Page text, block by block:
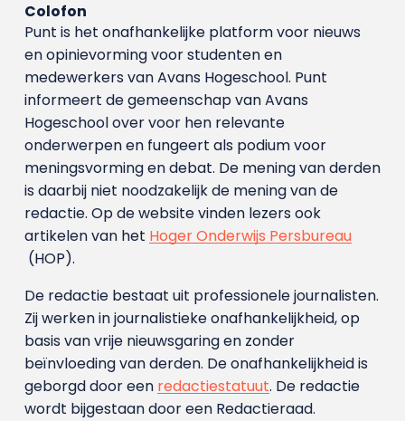
Colofon
Punt is het onafhankelijke platform voor nieuws
en opinievorming voor studenten en
medewerkers van Avans Hoge­school. Punt
informeert de gemeenschap van Avans
Hogeschool over voor hen relevante
onderwerpen en fungeert als podium voor
meningsvorming en debat. De mening van derden
is daarbij niet noodzakelijk de mening van de
redactie. Op de website vinden lezers ook
artikelen van het Hoger Onderwijs Persbureau
(HOP).
De redactie bestaat uit professionele journalisten.
Zij werken in journalistieke onafhankelijkheid, op
basis van vrije nieuwsgaring en zonder
beïnvloeding van derden. De onafhankelijkheid is
geborgd door een redactiestatuut. De redactie
wordt bijgestaan door een Redactieraad.